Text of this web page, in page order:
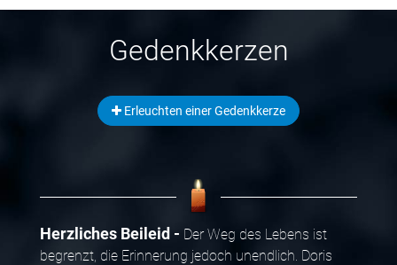
Gedenkkerzen
Erleuchten einer Gedenkkerze
Herzliches Beileid
Der Weg des Lebens ist
begrenzt, die Erinnerung jedoch unendlich. Doris